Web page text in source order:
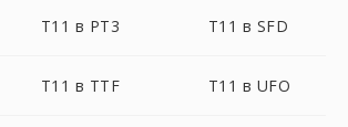
T11 в PT3 T11 в SFD
T11 в TTF T11 в UFO